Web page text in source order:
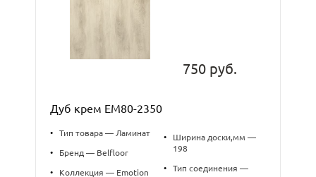
750 руб.
Дуб крем EM80-2350
• Тип товара — Ламинат
• Бренд — Belfloor
• Коллекция — Emotion
•
Ширина доски,мм —
198
•
Тип соединения —